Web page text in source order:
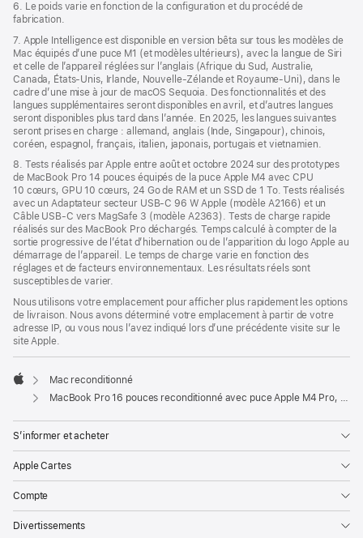
6. Le poids varie en fonction de la configuration et du procédé de
fabrication.
7. Apple Intelligence est disponible en version bêta sur tous les modèles de
Mac équipés d’une puce M1 (et modèles ultérieurs), avec la langue de Siri
et celle de l’appareil réglées sur l’anglais (Afrique du Sud, Australie,
Canada, États-Unis, Irlande, Nouvelle-Zélande et Royaume-Uni), dans le
cadre d’une mise à jour de macOS Sequoia. Des fonctionnalités et des
langues supplémentaires seront disponibles en avril, et d’autres langues
seront disponibles plus tard dans l’année. En 2025, les langues suivantes
seront prises en charge : allemand, anglais (Inde, Singapour), chinois,
coréen, espagnol, français, italien, japonais, portugais et vietnamien.
8. Tests réalisés par Apple entre août et octobre 2024 sur des prototypes
de MacBook Pro 14 pouces équipés de la puce Apple M4 avec CPU
10 cœurs, GPU 10 cœurs, 24 Go de RAM et un SSD de 1 To. Tests réalisés
avec un Adaptateur secteur USB-C 96 W Apple (modèle A2166) et un
Câble USB-C vers MagSafe 3 (modèle A2363). Tests de charge rapide
réalisés sur des MacBook Pro déchargés. Temps calculé à compter de la
sortie progressive de l’état d’hibernation ou de l’apparition du logo Apple au
démarrage de l’appareil. Le temps de charge varie en fonction des
réglages et de facteurs environnementaux. Les résultats réels sont
susceptibles de varier.
Nous utilisons votre emplacement pour afficher plus rapidement les options
de livraison. Nous avons déterminé votre emplacement à partir de votre
adresse IP, ou vous nous l’avez indiqué lors d’une précédente visite sur le
site Apple.
Apple
Mac reconditionné
MacBook Pro 16 pouces reconditionné avec puce Apple M4 Pro, CPU 14 cœurs et GPU 20 cœurs - Argent
S’informer et acheter
Apple Cartes
Compte
Divertissements